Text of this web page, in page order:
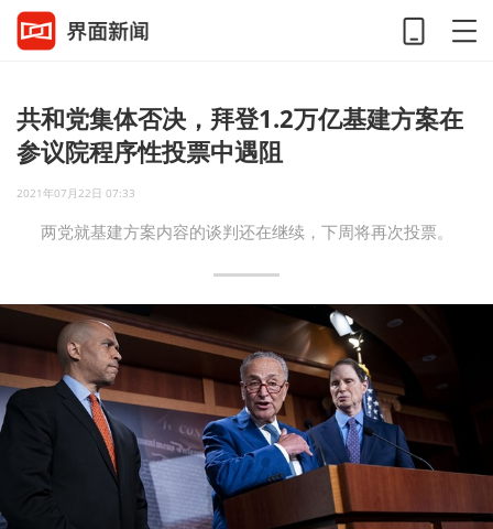
共和党集体否决，拜登1.2万亿基建方案在
参议院程序性投票中遇阻
2021年07月22日 07:33
两党就基建方案内容的谈判还在继续，下周将再次投票。